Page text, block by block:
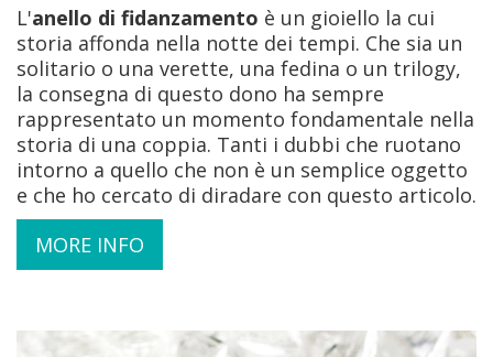
L'anello di fidanzamento è un gioiello la cui
storia affonda nella notte dei tempi. Che sia un
solitario o una verette, una fedina o un trilogy,
la consegna di questo dono ha sempre
rappresentato un momento fondamentale nella
storia di una coppia. Tanti i dubbi che ruotano
intorno a quello che non è un semplice oggetto
e che ho cercato di diradare con questo articolo.
MORE INFO